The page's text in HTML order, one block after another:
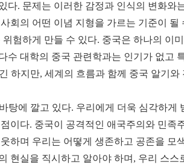
. 문제는 이러한 감정과 인식의 변화와
회의 어떤 이념 지형을 가르는 기준이 될
험하게 만들 수 있다. 중국은 하나의 이
대학의 중국 관련학과는 인기가 없고
하지만, 세계의 흐름과 함께 중국 알기와
에 깔고 있다. 우리에게 더욱 심각하게
이다. 중국이 공격적인 애국주의와 민족
하며 우리는 어떻게 생존하고 공존을 모
현실을 직시하고 알아야 하며, 우리 스스